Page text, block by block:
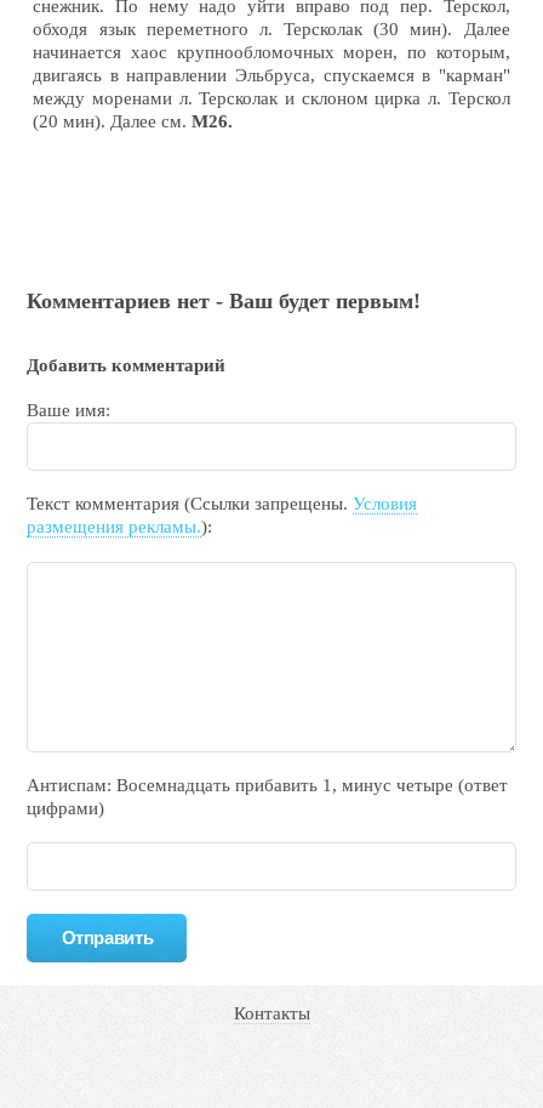
снежник. По нему надо уйти вправо под пер. Терскол,
обходя язык переметного л. Терсколак (30 мин). Далее
начинается хаос крупнообломочных морен, по которым,
двигаясь в направлении Эльбруса, спускаемся в "карман"
между моренами л. Терсколак и склоном цирка л. Терскол
(20 мин). Далее см.М26.
Комментариев нет - Ваш будет первым!
Добавить комментарий
Ваше имя:
Текст комментария (Ссылки запрещены.Условия
размещения рекламы.):
Антиспам: Воceмнадцать прибaвить 1, минyc чeтырe (ответ
цифрами)
Контакты